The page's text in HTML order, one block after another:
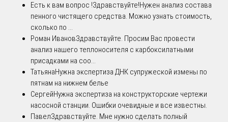
Есть к вам вопрос !Здравствуйте!Нужен анализ состава
пенного чистящего средства. Можно узнать стоимость,
сколько по ...
Роман ИвановЗдравствуйте. Просим Вас провести
анализ нашего теплоносителя с карбоксилатными
присадками на соо...
ТатьянаНужна экспертиза ДНК супружеской измены по
пятнам на нижнем белье
СергейНужна экспертиза на конструкторские чертежи
насосной станции. Ошибки очевидные и все известны.
ПавелЗдравствуйте. Мне нужно сделать полный